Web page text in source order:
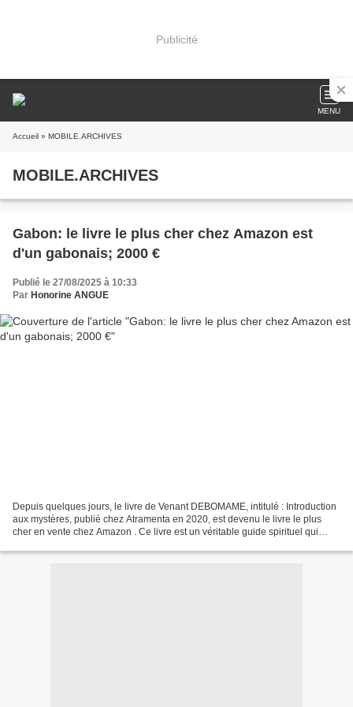
Publicité
MENU
Accueil » MOBILE.ARCHIVES
MOBILE.ARCHIVES
Gabon: le livre le plus cher chez Amazon est
d'un gabonais; 2000 €
Publié le 27/08/2025 à 10:33
Par Honorine ANGUE
Depuis quelques jours, le livre de Venant DEBOMAME, intitulé : Introduction
aux mystères, publié chez Atramenta en 2020, est devenu le livre le plus
cher en vente chez Amazon . Ce livre est un véritable guide spirituel qui